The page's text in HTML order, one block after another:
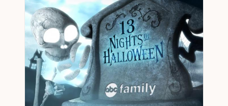
EN
SEGUNDOS